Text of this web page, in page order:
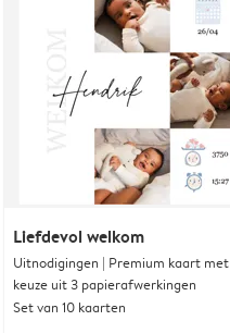
Liefdevol welkom
Uitnodigingen | Premium kaart met
keuze uit 3 papierafwerkingen
Set van 10 kaarten